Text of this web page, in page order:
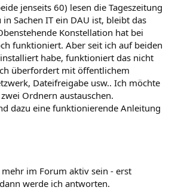
jenseits 60) lesen die Tageszeitung
Sachen IT ein DAU ist, bleibt das
Konstellation hat bei
funktioniert. Aber seit ich auf beiden
habe, funktioniert das nicht
überfordert mit öffentlichem
Dateifreigabe usw.. Ich möchte
Ordnern austauschen.
dazu eine funktionierende Anleitung
im Forum aktiv sein - erst
werde ich antworten.